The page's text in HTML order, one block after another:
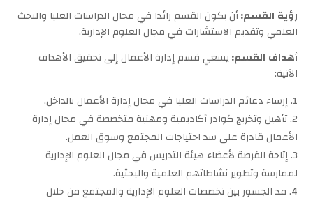
رؤية القسم:أن يكون القسم رائدا في مجال الدراسات العليا والبحث
العلمي وتقديم الاستشارات في مجال العلوم الإدارية.
أهداف القسم:يسعي قسم إدارة الأعمال إلى تحقيق الأهداف
الآتية:
إرساء دعائم الدراسات العليا في مجال إدارة الأعمال بالداخل.
تأهيل وتخريج كوادر أكاديمية ومهنية متخصصة في مجال إدارة
الأعمال قادرة على سد احتياجات المجتمع وسوق العمل.
إتاحة الفرصة لأعضاء هيئة التدريس في مجال العلوم الإدارية
لممارسة وتطوير نشاطاتهم العلمية والبحثية.
مد الجسور بين تخصصات العلوم الإدارية والمجتمع من خلال